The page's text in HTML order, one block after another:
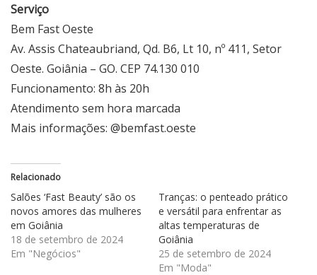
Serviço
Bem Fast Oeste
Av. Assis Chateaubriand, Qd. B6, Lt 10, nº 411, Setor
Oeste. Goiânia – GO. CEP 74.130 010
Funcionamento: 8h às 20h
Atendimento sem hora marcada
Mais informações: @bemfast.oeste
Relacionado
Salões ‘Fast Beauty’ são os
novos amores das mulheres
em Goiânia
18 de setembro de 2024
Em "Negócios"
Tranças: o penteado prático
e versátil para enfrentar as
altas temperaturas de
Goiânia
25 de setembro de 2024
Em "Moda"